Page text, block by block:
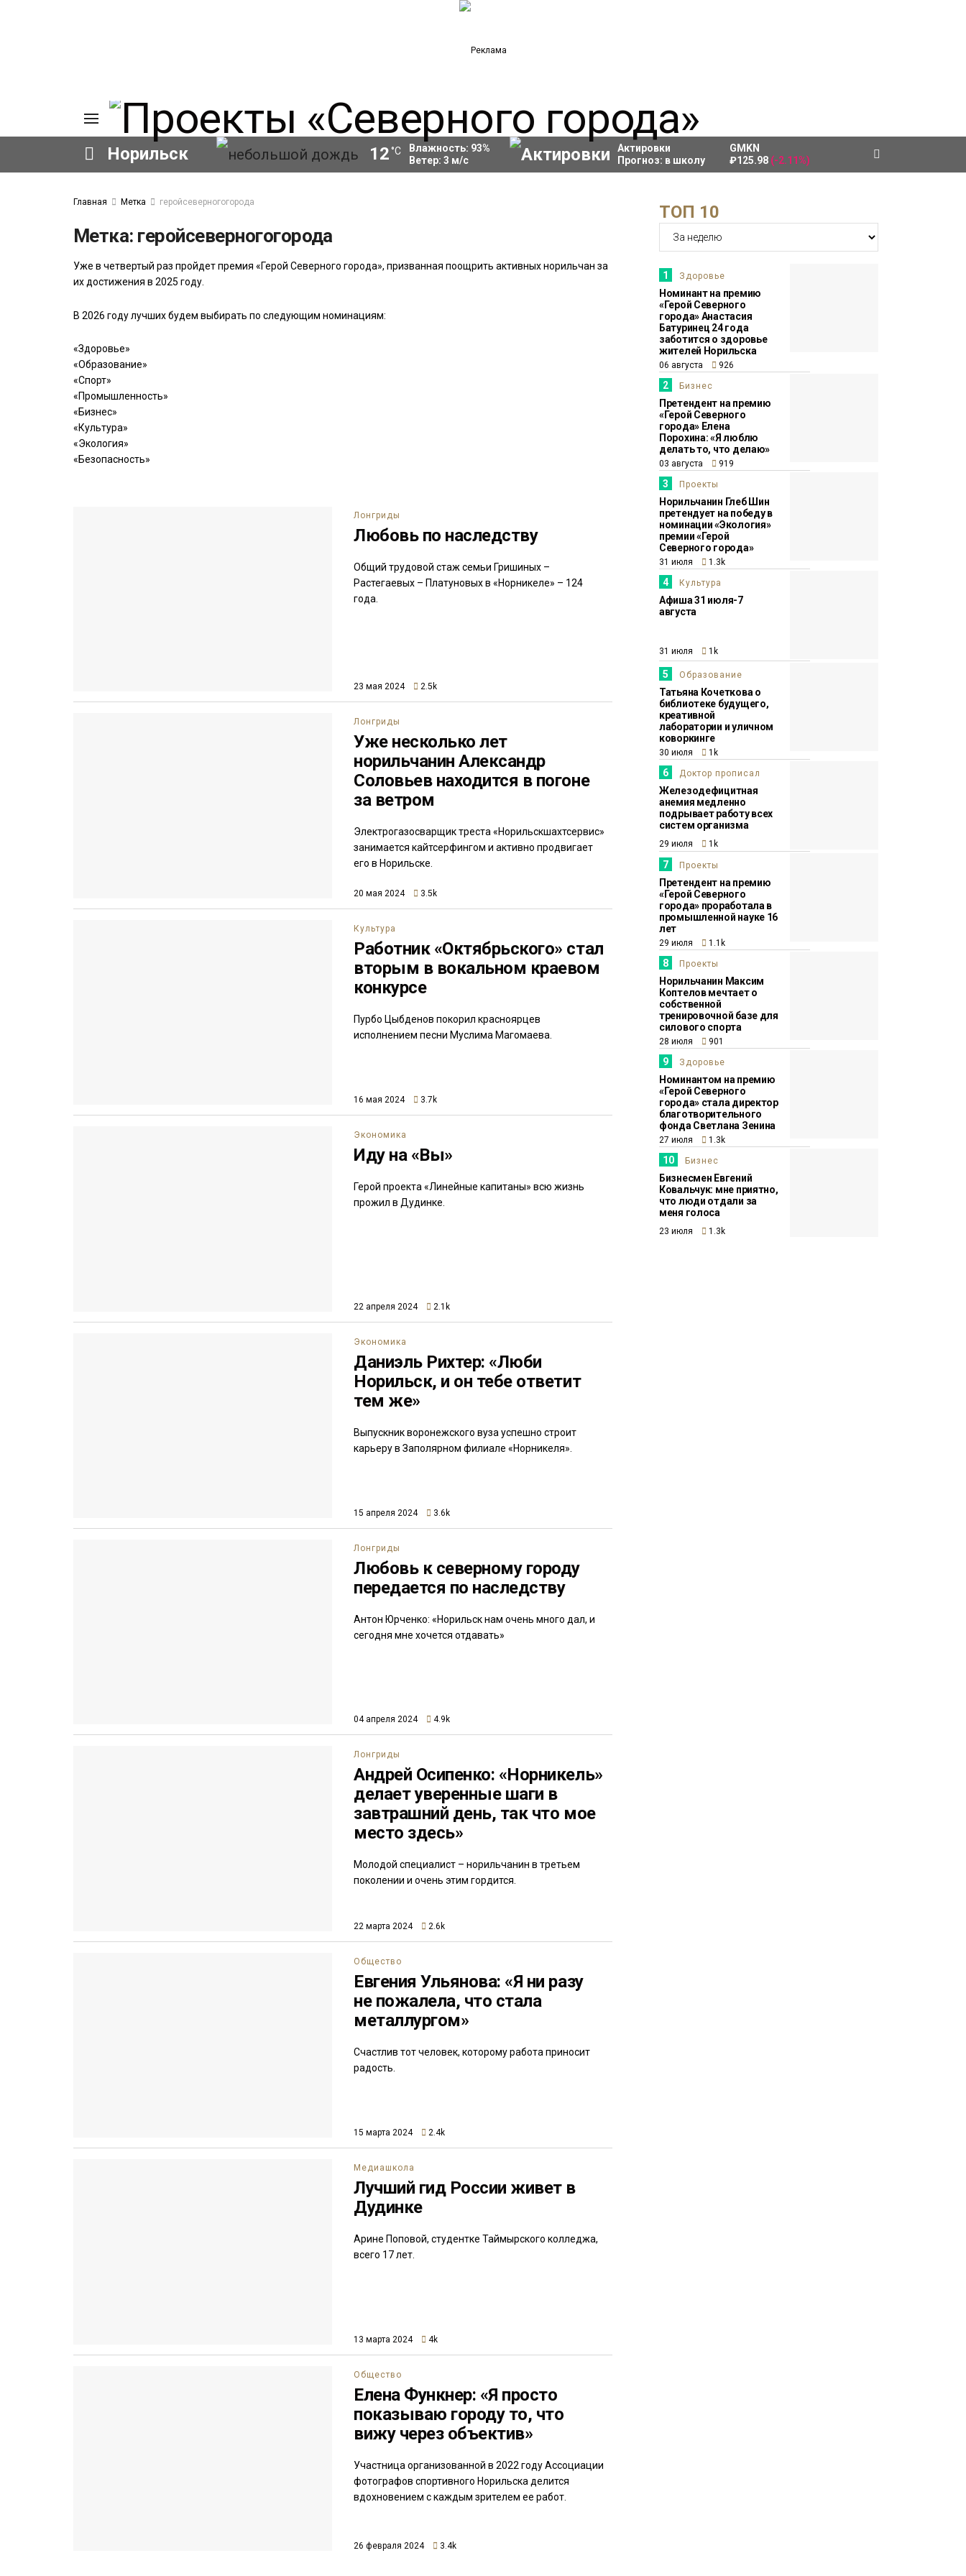
Норильск 12 °C Влажность: 93%
Ветер: 3 м/с
Актировки
Прогноз: в школу
GMKN
₽125.98 (-2.11%)
Главная Метка геройсеверногогорода
Метка: геройсеверногогорода
Уже в четвертый раз пройдет премия «Герой Северного города», призванная поощрить активных норильчан за
их достижения в 2025 году.
В 2026 году лучших будем выбирать по следующим номинациям:
«Здоровье»
«Образование»
«Спорт»
«Промышленность»
«Бизнес»
«Культура»
«Экология»
«Безопасность»
Лонгриды
Любовь по наследству
Общий трудовой стаж семьи Гришиных –
Растегаевых – Платуновых в «Норникеле» – 124
года.
23 мая 2024 2.5k
Лонгриды
Уже несколько лет
норильчанин Александр
Соловьев находится в погоне
за ветром
Электрогазосварщик треста «Норильскшахтсервис»
занимается кайтсерфингом и активно продвигает
его в Норильске.
20 мая 2024 3.5k
Культура
Работник «Октябрьского» стал
вторым в вокальном краевом
конкурсе
Пурбо Цыбденов покорил красноярцев
исполнением песни Муслима Магомаева.
16 мая 2024 3.7k
Экономика
Иду на «Вы»
Герой проекта «Линейные капитаны» всю жизнь
прожил в Дудинке.
22 апреля 2024 2.1k
Экономика
Даниэль Рихтер: «Люби
Норильск, и он тебе ответит
тем же»
Выпускник воронежского вуза успешно строит
карьеру в Заполярном филиале «Норникеля».
15 апреля 2024 3.6k
Лонгриды
Любовь к северному городу
передается по наследству
Антон Юрченко: «Норильск нам очень много дал, и
сегодня мне хочется отдавать»
04 апреля 2024 4.9k
Лонгриды
Андрей Осипенко: «Норникель»
делает уверенные шаги в
завтрашний день, так что мое
место здесь»
Молодой специалист – норильчанин в третьем
поколении и очень этим гордится.
22 марта 2024 2.6k
Общество
Евгения Ульянова: «Я ни разу
не пожалела, что стала
металлургом»
Счастлив тот человек, которому работа приносит
радость.
15 марта 2024 2.4k
Медиашкола
Лучший гид России живет в
Дудинке
Арине Поповой, студентке Таймырского колледжа,
всего 17 лет.
13 марта 2024 4k
Общество
Елена Функнер: «Я просто
показываю городу то, что
вижу через объектив»
Участница организованной в 2022 году Ассоциации
фотографов спортивного Норильска делится
вдохновением с каждым зрителем ее работ.
26 февраля 2024 3.4k
ТОП 10
1 Здоровье
Номинант на премию
«Герой Северного
города» Анастасия
Батуринец 24 года
заботится о здоровье
жителей Норильска
06 августа 926
2 Бизнес
Претендент на премию
«Герой Северного
города» Елена
Порохина: «Я люблю
делать то, что делаю»
03 августа 919
3 Проекты
Норильчанин Глеб Шин
претендует на победу в
номинации «Экология»
премии «Герой
Северного города»
31 июля 1.3k
4 Культура
Афиша 31 июля-7
августа
31 июля 1k
5 Образование
Татьяна Кочеткова о
библиотеке будущего,
креативной
лаборатории и уличном
коворкинге
30 июля 1k
6 Доктор прописал
Железодефицитная
анемия медленно
подрывает работу всех
систем организма
29 июля 1k
7 Проекты
Претендент на премию
«Герой Северного
города» проработала в
промышленной науке 16
лет
29 июля 1.1k
8 Проекты
Норильчанин Максим
Коптелов мечтает о
собственной
тренировочной базе для
силового спорта
28 июля 901
9 Здоровье
Номинантом на премию
«Герой Северного
города» стала директор
благотворительного
фонда Светлана Зенина
27 июля 1.3k
10 Бизнес
Бизнесмен Евгений
Ковальчук: мне приятно,
что люди отдали за
меня голоса
23 июля 1.3k